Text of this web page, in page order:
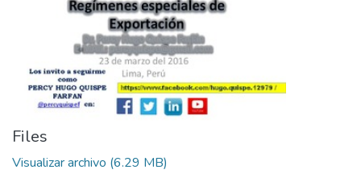
Files
Visualizar archivo (6.29 MB)